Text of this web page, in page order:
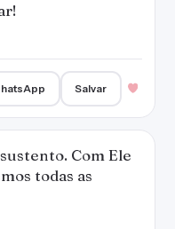
Salvar
Com Ele
todas as